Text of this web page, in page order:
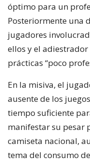
óptimo para un
Posteriormente una
jugadores
ellos y el
prácticas “poco
En la misiva, el
ausente de los
tiempo suficiente
manifestar su pesar
camiseta nacional,
tema del consumo